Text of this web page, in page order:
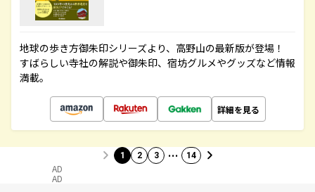
地球の歩き方御朱印シリーズより、高野山の最新版が登場！
すばらしい寺社の解説や御朱印、宿坊グルメやグッズなど情報
満載。
詳細を見る
1 2 3 … 14
AD
AD